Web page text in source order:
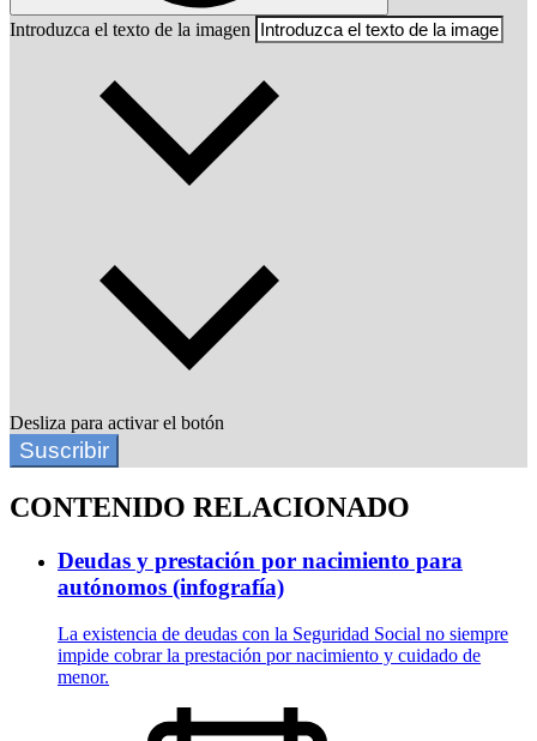
Introduzca el texto de la imagen
Desliza para activar el botón
Suscribir
CONTENIDO RELACIONADO
Deudas y prestación por nacimiento para
autónomos (infografía)
La existencia de deudas con la Seguridad Social no siempre
impide cobrar la prestación por nacimiento y cuidado de
menor.